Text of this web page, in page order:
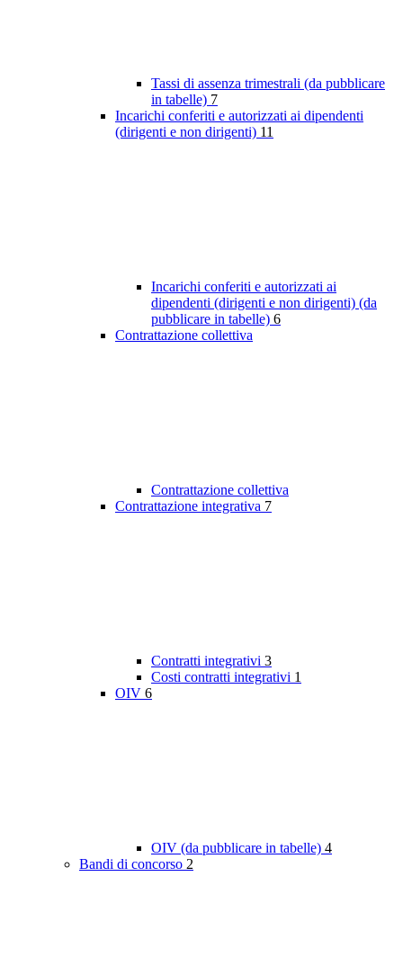
Tassi di assenza trimestrali (da pubblicare
in tabelle) 7
Incarichi conferiti e autorizzati ai dipendenti
(dirigenti e non dirigenti) 11
Incarichi conferiti e autorizzati ai
dipendenti (dirigenti e non dirigenti) (da
pubblicare in tabelle) 6
Contrattazione collettiva
Contrattazione collettiva
Contrattazione integrativa 7
Contratti integrativi 3
Costi contratti integrativi 1
OIV 6
OIV (da pubblicare in tabelle) 4
Bandi di concorso 2